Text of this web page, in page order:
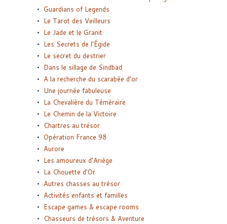
Guardians of Legends
Le Tarot des Veilleurs
Le Jade et le Granit
Les Secrets de l’Égide
Le secret du destrier
Dans le sillage de Sindbad
A la recherche du scarabée d’or
Une journée fabuleuse
La Chevalière du Téméraire
Le Chemin de la Victoire
Chartres au trésor
Opération France 98
Aurore
Les amoureux d’Ariège
La Chouette d’Or
Autres chasses au trésor
Activités enfants et familles
Escape games & escape rooms
Chasseurs de trésors & Aventure